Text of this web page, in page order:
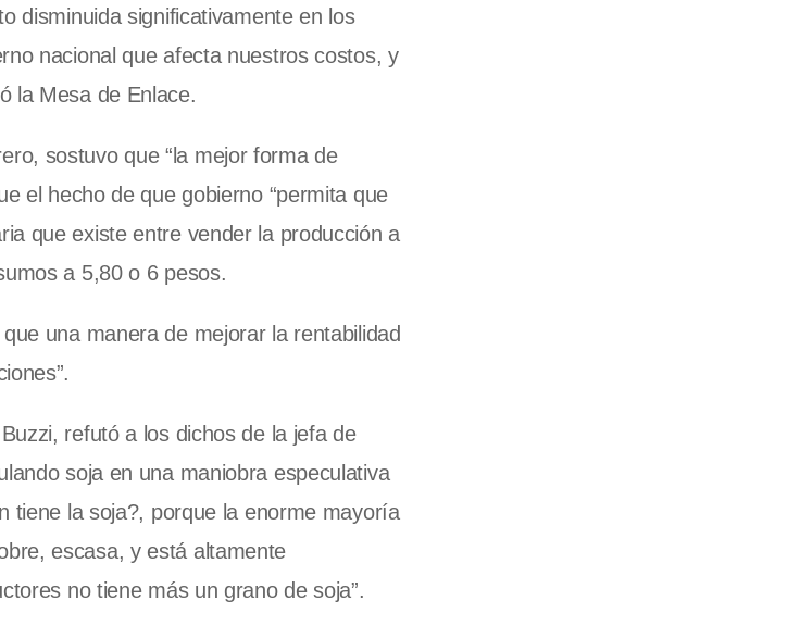
disminuida significativamente en los
nacional que afecta nuestros costos, y
la Mesa de Enlace.
sostuvo que “la mejor forma de
el hecho de que gobierno “permita que
que existe entre vender la producción a
a 5,80 o 6 pesos.
una manera de mejorar la rentabilidad
refutó a los dichos de la jefa de
soja en una maniobra especulativa
tiene la soja?, porque la enorme mayoría
escasa, y está altamente
no tiene más un grano de soja”.